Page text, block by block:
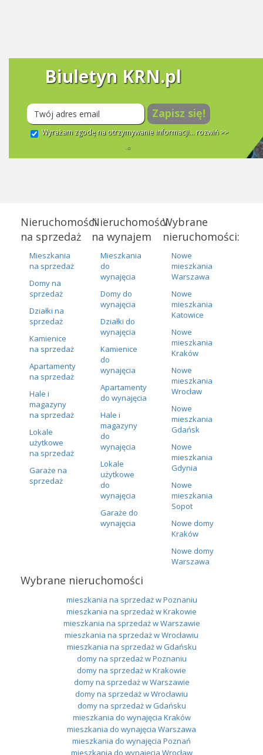
Biuletyn KRN.pl
Zapisz się!
Wyrażam zgodę na otrzymywanie informacji... rozwiń >>
Nieruchomości
na sprzedaż
Mieszkania
na sprzedaż
Domy na
sprzedaż
Działki na
sprzedaż
Kamienice
na sprzedaż
Apartamenty
na sprzedaż
Hale i
magazyny
na sprzedaż
Lokale
użytkowe
na sprzedaż
Garaże na
sprzedaż
Nieruchomości
na wynajem
Mieszkania
do
wynajęcia
Domy do
wynajęcia
Działki do
wynajęcia
Kamienice
do
wynajęcia
Apartamenty
do wynajęcia
Hale i
magazyny
do
wynajęcia
Lokale
użytkowe
do
wynajęcia
Garaże do
wynajęcia
Wybrane
nieruchomości:
Nowe
mieszkania
Warszawa
Nowe
mieszkania
Katowice
Nowe
mieszkania
Kraków
Nowe
mieszkania
Wrocław
Nowe
mieszkania
Gdańsk
Nowe
mieszkania
Gdynia
Nowe
mieszkania
Sopot
Nowe domy
Kraków
Nowe domy
Warszawa
Wybrane nieruchomości
mieszkania na sprzedaż w Poznaniu
mieszkania na sprzedaż w Krakowie
mieszkania na sprzedaż w Warszawie
mieszkania na sprzedaż w Wrocławiu
mieszkania na sprzedaż w Gdańsku
domy na sprzedaż w Poznaniu
domy na sprzedaż w Krakowie
domy na sprzedaż w Warszawie
domy na sprzedaż w Wrocławiu
domy na sprzedaż w Gdańsku
mieszkania do wynajęcia Kraków
mieszkania do wynajęcia Warszawa
mieszkania do wynajęcia Poznań
mieszkania do wynajęcia Wrocław